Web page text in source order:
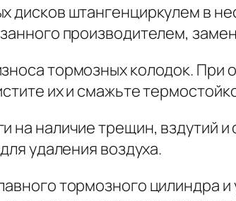
штангенциркулем в
производителем,
тормозных колодок. При
их и смажьте
на наличие трещин, вздутий
удаления воздуха.
тормозного цилиндра